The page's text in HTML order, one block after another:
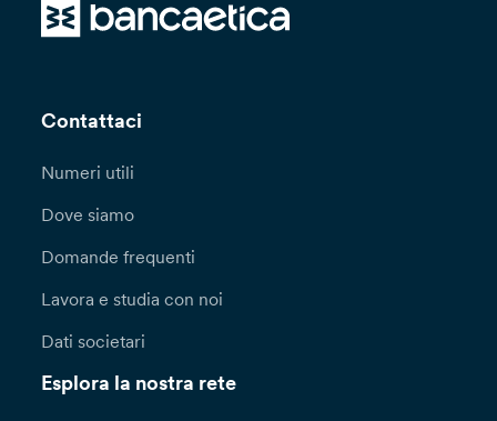
Contattaci
Numeri utili
Dove siamo
Domande frequenti
Lavora e studia con noi
Dati societari
Esplora la nostra rete